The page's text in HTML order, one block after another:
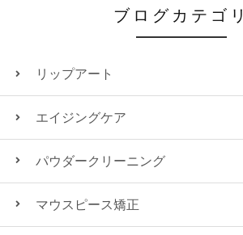
ブログカテゴリ
リップアート
エイジングケア
パウダークリーニング
マウスピース矯正